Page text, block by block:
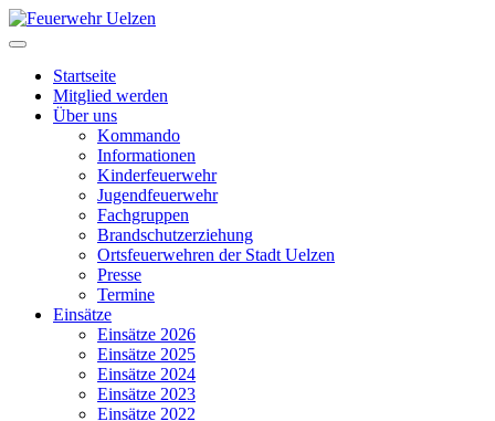
Startseite
Mitglied werden
Über uns
Kommando
Informationen
Kinderfeuerwehr
Jugendfeuerwehr
Fachgruppen
Brandschutzerziehung
Ortsfeuerwehren der Stadt Uelzen
Presse
Termine
Einsätze
Einsätze 2026
Einsätze 2025
Einsätze 2024
Einsätze 2023
Einsätze 2022